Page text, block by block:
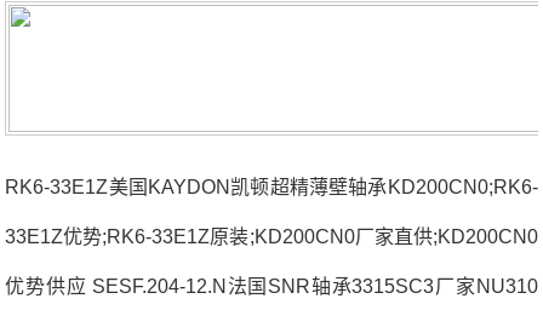
RK6-33E1Z美国KAYDON凯顿超精薄壁轴承KD200CN0;RK6-
33E1Z优势;RK6-33E1Z原装;KD200CN0厂家直供;KD200CN0
优势供应 SESF.204-12.N法国SNR轴承3315SC3厂家NU310